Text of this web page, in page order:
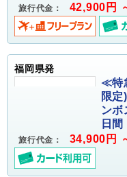
旅行代金： 42,900円
福岡県発
≪特
限
ン
日間
旅行代金： 34,900円